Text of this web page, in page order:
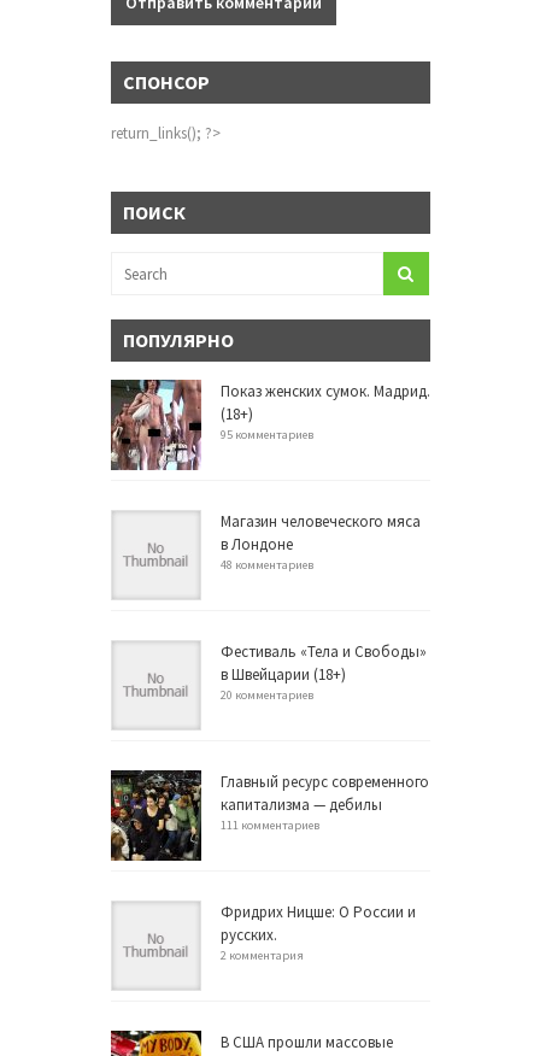
СПОНСОР
return_links(); ?>
ПОИСК
ПОПУЛЯРНО
Показ женских сумок. Мадрид.
(18+)
95 комментариев
Магазин человеческого мяса
в Лондоне
48 комментариев
Фестиваль «Тела и Свободы»
в Швейцарии (18+)
20 комментариев
Главный ресурс современного
капитализма — дебилы
111 комментариев
Фридрих Ницше: О России и
русских.
2 комментария
В США прошли массовые